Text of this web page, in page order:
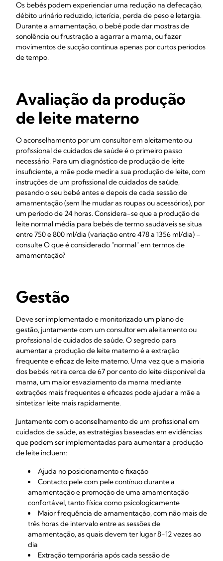
Os bebés podem experienciar uma redução na defecação,
débito urinário reduzido, icterícia, perda de peso e letargia.
Durante a amamentação, o bebé pode dar mostras de
sonolência ou frustração a agarrar a mama, ou fazer
movimentos de sucção contínua apenas por curtos períodos
de tempo.
Avaliação da produção
de leite materno
O aconselhamento por um consultor em aleitamento ou
profissional de cuidados de saúde é o primeiro passo
necessário. Para um diagnóstico de produção de leite
insuficiente, a mãe pode medir a sua produção de leite, com
instruções de um profissional de cuidados de saúde,
pesando o seu bebé antes e depois de cada sessão de
amamentação (sem lhe mudar as roupas ou acessórios), por
um período de 24 horas. Considera-se que a produção de
leite normal média para bebés de termo saudáveis se situa
entre 750 e 800 ml/dia (variação entre 478 a 1356 ml/dia) –
consulte O que é considerado "normal" em termos de
amamentação?
Gestão
Deve ser implementado e monitorizado um plano de
gestão, juntamente com um consultor em aleitamento ou
profissional de cuidados de saúde. O segredo para
aumentar a produção de leite materno é a extração
frequente e eficaz de leite materno. Uma vez que a maioria
dos bebés retira cerca de 67 por cento do leite disponível da
mama, um maior esvaziamento da mama mediante
extrações mais frequentes e eficazes pode ajudar a mãe a
sintetizar leite mais rapidamente.
Juntamente com o aconselhamento de um profissional em
cuidados de saúde, as estratégias baseadas em evidências
que podem ser implementadas para aumentar a produção
de leite incluem:
Ajuda no posicionamento e fixação
Contacto pele com pele contínuo durante a
amamentação e promoção de uma amamentação
confortável, tanto física como psicologicamente
Maior frequência de amamentação, com não mais de
três horas de intervalo entre as sessões de
amamentação, as quais devem ter lugar 8-12 vezes ao
dia
Extração temporária após cada sessão de